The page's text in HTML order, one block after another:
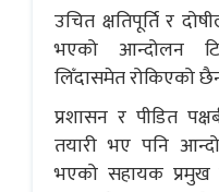
उचित क्षतिपूर्ति र
भएको आन्दोलन
लिँदासमेत रोकिएको
प्रशासन र पीडित
तयारी भए पनि
भएको सहायक प्रमुख